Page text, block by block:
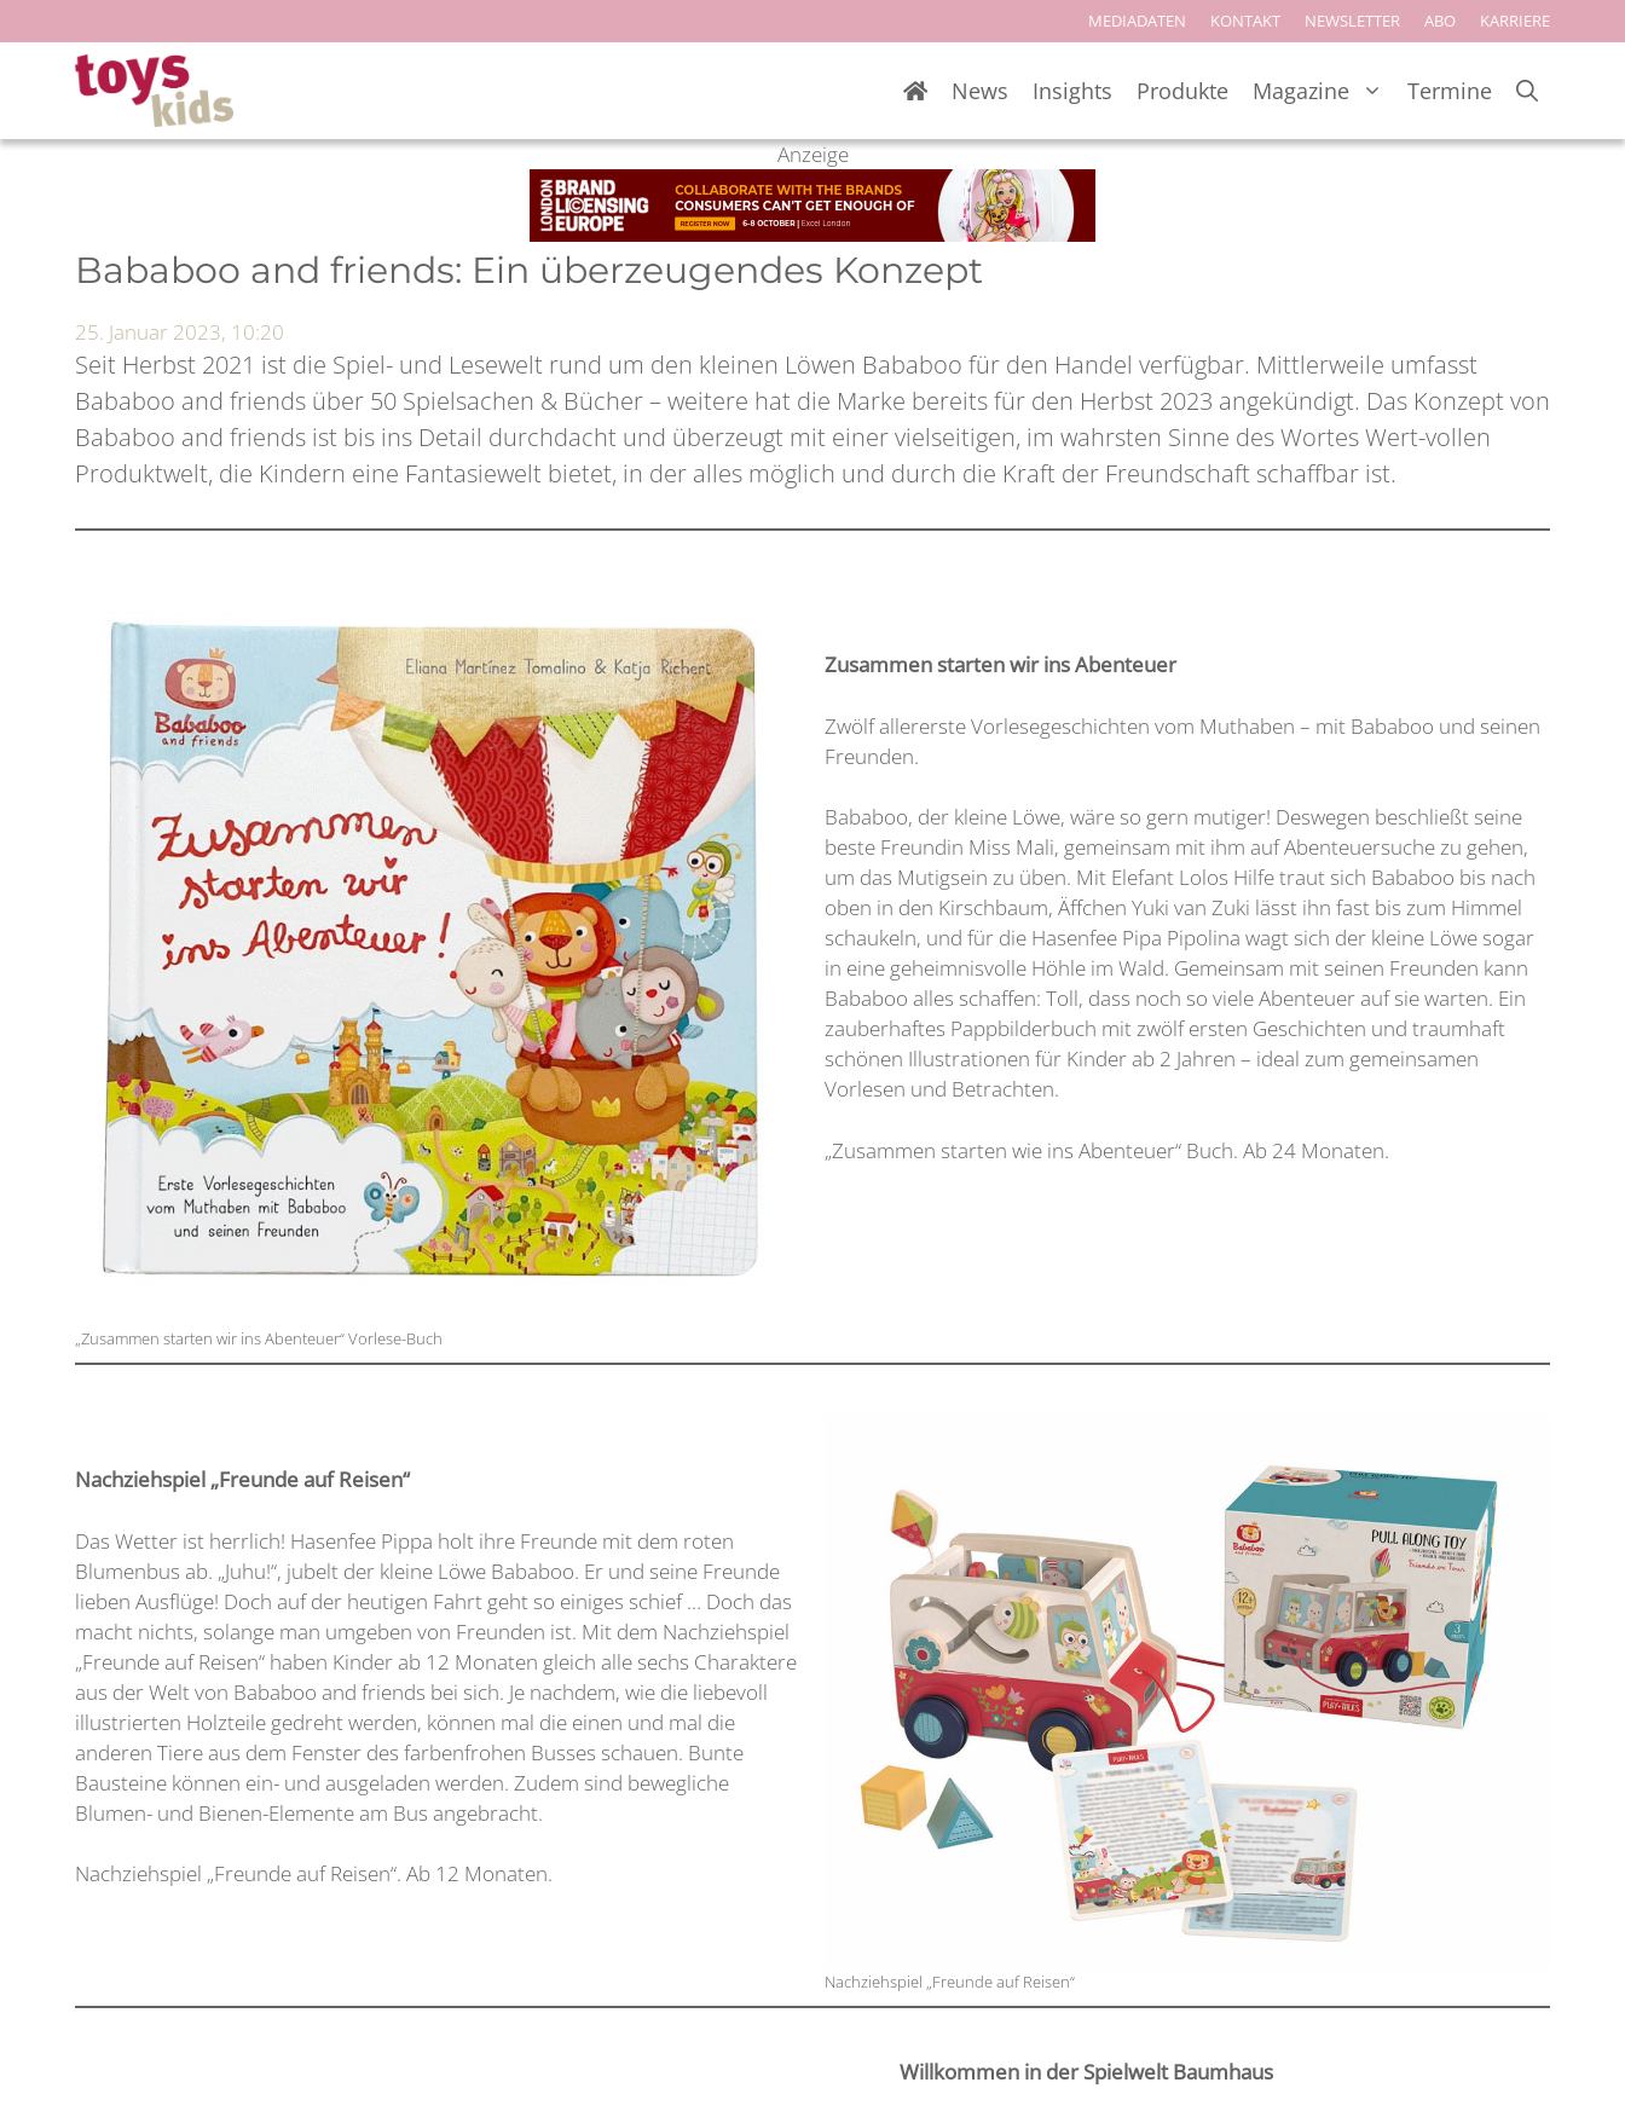
Inhalt
springen
MEDIADATEN KONTAKT NEWSLETTER ABO KARRIERE
News Insights Produkte Magazine Termine
Anzeige
Bababoo and friends: Ein überzeugendes Konzept
25. Januar 2023, 10:20
Seit Herbst 2021 ist die Spiel- und Lesewelt rund um den kleinen Löwen Bababoo für den Handel verfügbar. Mittlerweile umfasst
Bababoo and friends über 50 Spielsachen & Bücher – weitere hat die Marke bereits für den Herbst 2023 angekündigt. Das Konzept von
Bababoo and friends ist bis ins Detail durchdacht und überzeugt mit einer vielseitigen, im wahrsten Sinne des Wortes Wert-vollen
Produktwelt, die Kindern eine Fantasiewelt bietet, in der alles möglich und durch die Kraft der Freundschaft schaffbar ist.
„Zusammen starten wir ins Abenteuer“ Vorlese-Buch
Zusammen starten wir ins Abenteuer
Zwölf allererste Vorlesegeschichten vom Muthaben – mit Bababoo und seinen
Freunden.
Bababoo, der kleine Löwe, wäre so gern mutiger! Deswegen beschließt seine
beste Freundin Miss Mali, gemeinsam mit ihm auf Abenteuersuche zu gehen,
um das Mutigsein zu üben. Mit Elefant Lolos Hilfe traut sich Bababoo bis nach
oben in den Kirschbaum, Äffchen Yuki van Zuki lässt ihn fast bis zum Himmel
schaukeln, und für die Hasenfee Pipa Pipolina wagt sich der kleine Löwe sogar
in eine geheimnisvolle Höhle im Wald. Gemeinsam mit seinen Freunden kann
Bababoo alles schaffen: Toll, dass noch so viele Abenteuer auf sie warten. Ein
zauberhaftes Pappbilderbuch mit zwölf ersten Geschichten und traumhaft
schönen Illustrationen für Kinder ab 2 Jahren – ideal zum gemeinsamen
Vorlesen und Betrachten.
„Zusammen starten wie ins Abenteuer“ Buch. Ab 24 Monaten.
Nachziehspiel „Freunde auf Reisen“
Das Wetter ist herrlich! Hasenfee Pippa holt ihre Freunde mit dem roten
Blumenbus ab. „Juhu!“, jubelt der kleine Löwe Bababoo. Er und seine Freunde
lieben Ausflüge! Doch auf der heutigen Fahrt geht so einiges schief … Doch das
macht nichts, solange man umgeben von Freunden ist. Mit dem Nachziehspiel
„Freunde auf Reisen“ haben Kinder ab 12 Monaten gleich alle sechs Charaktere
aus der Welt von Bababoo and friends bei sich. Je nachdem, wie die liebevoll
illustrierten Holzteile gedreht werden, können mal die einen und mal die
anderen Tiere aus dem Fenster des farbenfrohen Busses schauen. Bunte
Bausteine können ein- und ausgeladen werden. Zudem sind bewegliche
Blumen- und Bienen-Elemente am Bus angebracht.
Nachziehspiel „Freunde auf Reisen“. Ab 12 Monaten.
Nachziehspiel „Freunde auf Reisen“
Willkommen in der Spielwelt Baumhaus